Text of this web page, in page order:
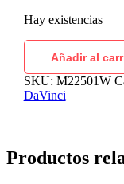
Hay existencias
Añadir al
SKU: M22501W
DaVinci
Productos